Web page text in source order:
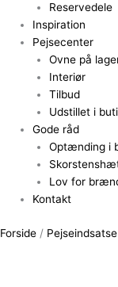
Reservedele
Inspiration
Pejsecenter
Ovne på
Interiør
Tilbud
Udstillet i
Gode råd
Optænding i
Lov for
Kontakt
Forside / Pejseindsatse